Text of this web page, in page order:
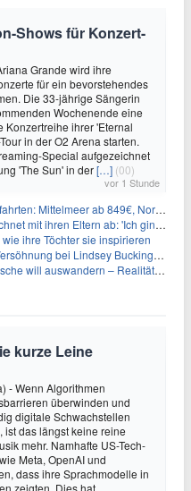
Shows für Konzert-
Grande wird ihre
für ein bevorstehendes
Die 33-jährige Sängerin
Wochenende eine
Konzertreihe ihrer 'Eternal
in der O2 Arena starten.
Special aufgezeichnet
'The Sun' in der[…] (00)
vor 1 Stunde
ab 849€, Norwegen ab 999€ p.P.
ab: 'Ich ging zwei Monate lang auf die Knie und weinte'
ihre Töchter sie inspirieren
bei Lindsey Buckingham und Stevie Nicks
auswandern – Realität sieht oft anders aus
kurze Leine
- Wenn Algorithmen
überwinden und
digitale Schwachstellen
ist das längst keine reine
mehr. Namhafte US-Tech-
Meta, OpenAI und
dass ihre Sprachmodelle in